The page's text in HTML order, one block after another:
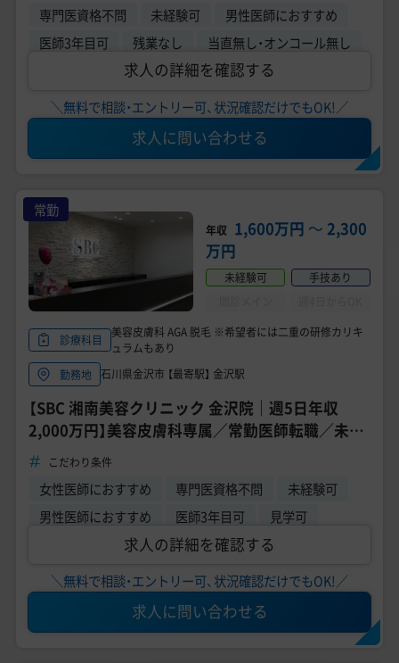
専門医資格不問 未経験可
男性医師におすすめ
医師3年目可
残業なし 当直無し・オンコール無し
求人の詳細を確認する
＼無料で相談・エントリー可、状況確認だけでもOK!／
求人に問い合わせる
常勤
年収 1,600万円 〜 2,300
万円
未経験可
手技あり
診療科目
美容皮膚科 AGA 脱毛 ※希望者には二重の研修カリキ
ュラムもあり
勤務地 石川県金沢市 【最寄駅】 金沢駅
【SBC 湘南美容クリニック 金沢院｜週5日年収
2,000万円】美容皮膚科専属／常勤医師転職／未経
験・転科・研修医応募可／ドクターコネクト
こだわり条件
女性医師におすすめ 専門医資格不問
未経験可
男性医師におすすめ
医師3年目可 見学可
求人の詳細を確認する
＼無料で相談・エントリー可、状況確認だけでもOK!／
求人に問い合わせる